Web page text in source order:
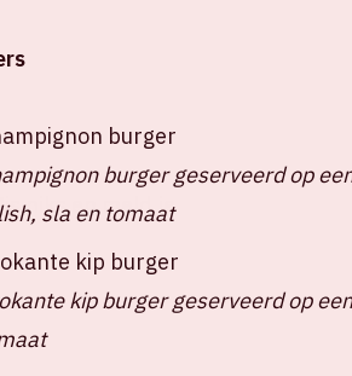
niks en meld je
burger
burger geserveerd op
sla en tomaat
kip burger
kip burger geserveerd op